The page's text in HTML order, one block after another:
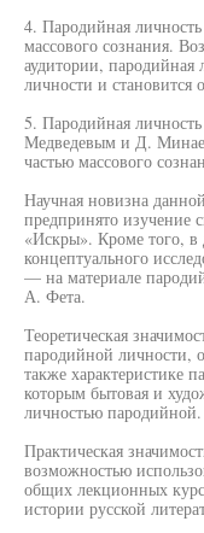
4. Пародийная
массового сознания.
аудитории, пародийная
личности и
5. Пародийная
Медведевым и Д.
частью массового
Научная новизна
предпринято изучение
«Искры». Кроме того, в
концептуального
— на материале
А. Фета.
Теоретическая
пародийной личности,
также характеристике
которым бытовая и
личностью пародийной.
Практическая
возможностью
общих лекционных
истории русской